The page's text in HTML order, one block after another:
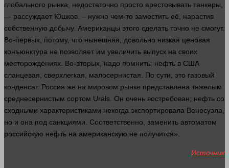
глобального рынка, недостаточно просто арестовывать танкеры,
— рассуждает Юшков. – нужно чем-то заместить её, нарастив
собственную добычу. Американцы этого сделать точно не смогут.
Во-первых, потому, что нынешняя, довольно низкая ценовая
конъюнктура не позволяет им увеличить выпуск на своих
месторождениях. Во-вторых, надо помнить: нефть в США
сланцевая, сверхлегкая, малосернистая. По сути, это газовый
конденсат. Россия же на мировом рынке представлена тяжелым
среднесернистым сортом Urals. Он очень востребован; нефть со
сходными характеристиками некогда экспортировала Венесуэла,
но и она под санкциями. Соответственно, заменить автоматом
российскую нефть на американскую не получится».
Источник